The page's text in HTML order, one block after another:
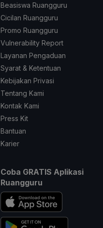
Beasiswa Ruangguru
Cicilan Ruangguru
Promo Ruangguru
Vulnerability Report
Layanan Pengaduan
Syarat & Ketentuan
Kebijakan Privasi
Tentang Kami
Kontak Kami
Press Kit
Bantuan
Karier
Coba GRATIS Aplikasi
Ruangguru